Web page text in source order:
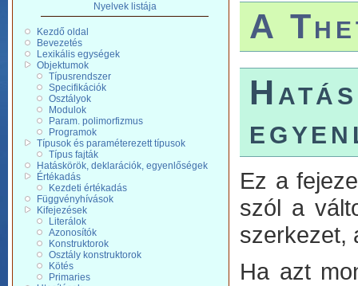
Nyelvek listája
Kezdő oldal
Bevezetés
Lexikális egységek
Objektumok
Típusrendszer
Specifikációk
Osztályok
Modulok
Param. polimorfizmus
Programok
Típusok és paraméterezett típusok
Típus fajták
Hatáskörök, deklarációk, egyenlőségek
Értékadás
Kezdeti értékadás
Függvényhívások
Kifejezések
Literálok
Azonosítók
Konstruktorok
Osztály konstruktorok
Kötés
Primaries
A
Ez a
szól a
szerkezet,
Ha azt